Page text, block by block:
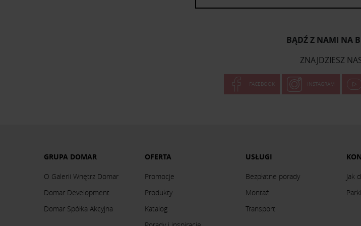
BĄDŹ Z NAMI NA
ZNAJDZIESZ
FACEBOOK INSTAGRAM
GRUPA DOMAR
O Galerii Wnętrz Domar
Domar Development
Domar Spółka Akcyjna
OFERTA
Promocje
Produkty
Katalog
USŁUGI
Bezpłatne porady
Montaż
Transport
Jak